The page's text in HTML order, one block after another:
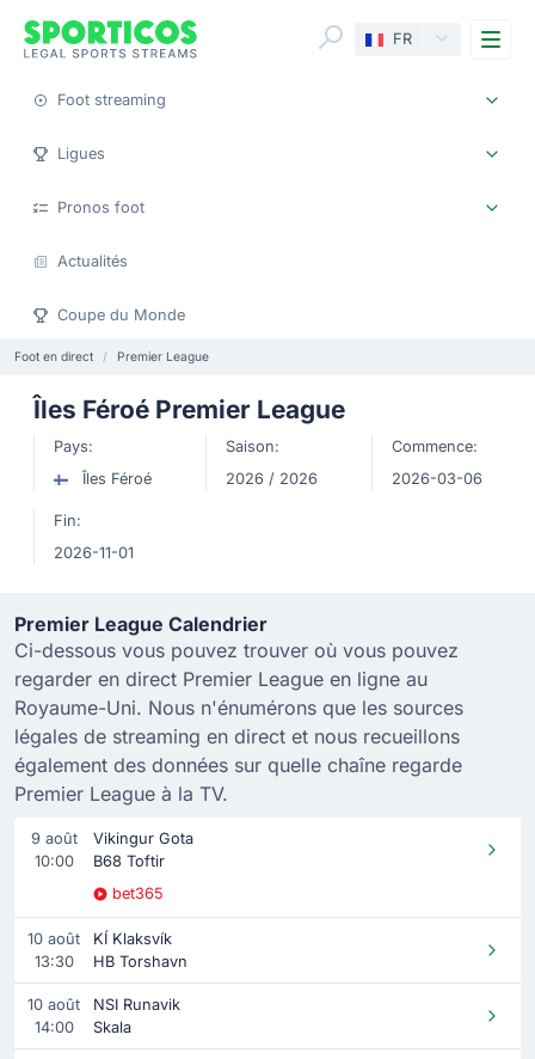
FR
Foot streaming
Ligues
Pronos foot
Actualités
Coupe du Monde
Foot en direct Premier League
Îles Féroé Premier League
Pays:
Îles Féroé
Saison:
2026 / 2026
Commence:
2026-03-06
Fin:
2026-11-01
Premier League Calendrier
Ci-dessous vous pouvez trouver où vous pouvez
regarder en direct Premier League en ligne au
Royaume-Uni. Nous n'énumérons que les sources
légales de streaming en direct et nous recueillons
également des données sur quelle chaîne regarde
Premier League à la TV.
9 août
10:00
Vikingur Gota
B68 Toftir
bet365
10 août
13:30
KÍ Klaksvík
HB Torshavn
10 août
14:00
NSI Runavik
Skala